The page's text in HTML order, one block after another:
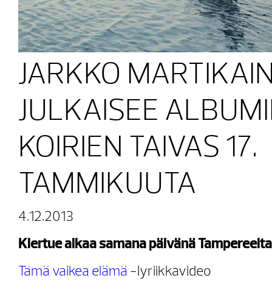
JARKKO
JULKAISEE
KOIRIEN TAIVAS 17.
TAMMIKUUTA
4.12.2013
Kiertue alkaa samana päivänä Tampereelta
Tämä vaikea elämä -lyriikkavideo